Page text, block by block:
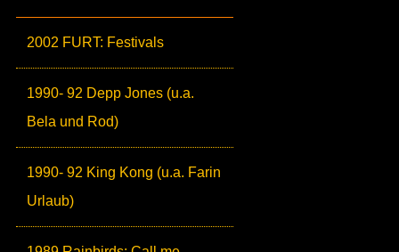
2002 FURT: Festivals
1990- 92 Depp Jones (u.a.
Bela und Rod)
1990- 92 King Kong (u.a. Farin
Urlaub)